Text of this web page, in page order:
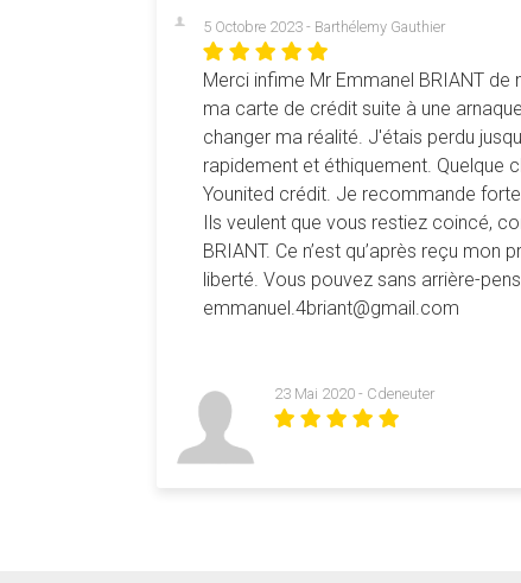
5 Octobre 2023 - Barthélemy Gauthier
Merci infime Mr Emmanel BRIANT
ma carte de crédit suite à une
changer ma réalité. J'étais perdu
rapidement et éthiquement. Quelque
Younited crédit. Je recommande
Ils veulent que vous restiez coincé,
BRIANT. Ce n’est qu’après reçu
liberté. Vous pouvez sans arrière-
emmanuel.4briant@gmail.com
23 Mai 2020 - Cdeneuter